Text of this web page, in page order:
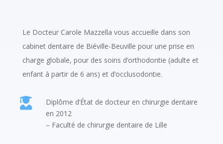
Le Docteur Carole Mazzella vous accueille dans son
cabinet dentaire de Biéville-Beuville pour une prise en
charge globale, pour des soins d’orthodontie (adulte et
enfant à partir de 6 ans) et d’occlusodontie.

Diplôme d’État de docteur en chirurgie dentaire
en 2012
– Faculté de chirurgie dentaire de Lille